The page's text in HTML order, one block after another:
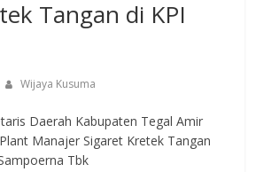
Tangan di KPI
Wijaya Kusuma
Daerah Kabupaten Tegal Amir
Manajer Sigaret Kretek Tangan
Tbk